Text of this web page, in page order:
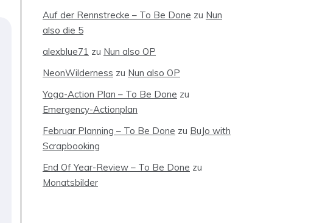
Auf der Rennstrecke – To Be Done zu Nun
also die 5
alexblue71 zu Nun also OP
NeonWilderness zu Nun also OP
Yoga-Action Plan – To Be Done zu
Emergency-Actionplan
Februar Planning – To Be Done zu BuJo with
Scrapbooking
End Of Year-Review – To Be Done zu
Monatsbilder